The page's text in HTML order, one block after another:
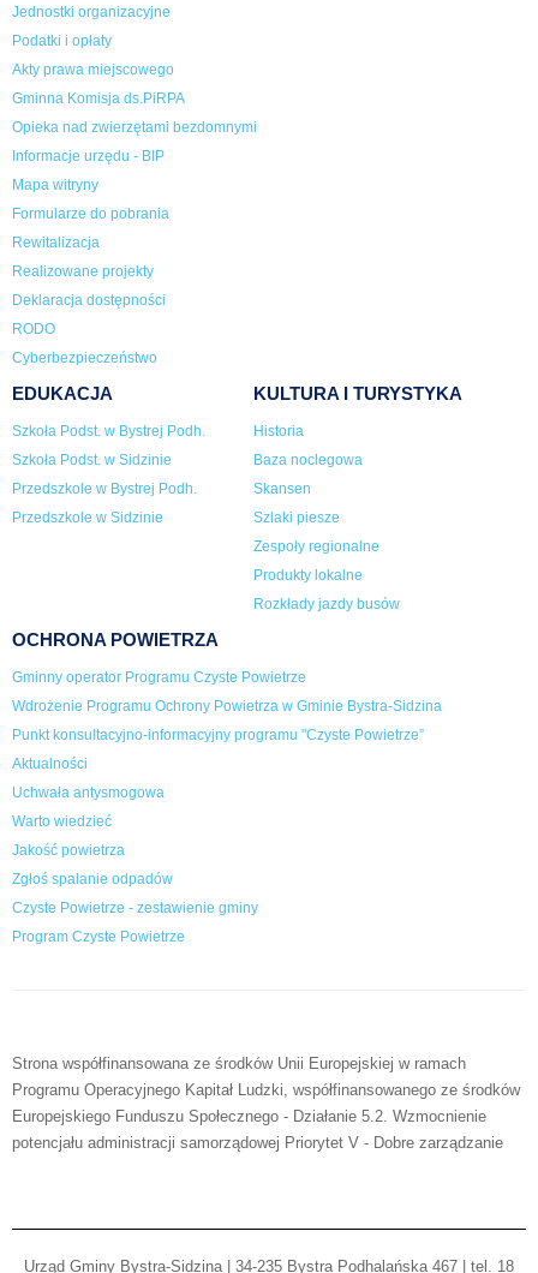
Jednostki organizacyjne
Podatki i opłaty
Akty prawa miejscowego
Gminna Komisja ds.PiRPA
Opieka nad zwierzętami bezdomnymi
Informacje urzędu - BIP
Mapa witryny
Formularze do pobrania
Rewitalizacja
Realizowane projekty
Deklaracja dostępności
RODO
Cyberbezpieczeństwo
EDUKACJA
Szkoła Podst. w Bystrej Podh.
Szkoła Podst. w Sidzinie
Przedszkole w Bystrej Podh.
Przedszkole w Sidzinie
KULTURA I TURYSTYKA
Historia
Baza noclegowa
Skansen
Szlaki piesze
Zespoły regionalne
Produkty lokalne
Rozkłady jazdy busów
OCHRONA POWIETRZA
Gminny operator Programu Czyste Powietrze
Wdrożenie Programu Ochrony Powietrza w Gminie Bystra-Sidzina
Punkt konsultacyjno-informacyjny programu "Czyste Powietrze”
Aktualności
Uchwała antysmogowa
Warto wiedzieć
Jakość powietrza
Zgłoś spalanie odpadów
Czyste Powietrze - zestawienie gminy
Program Czyste Powietrze
Strona współfinansowana ze środków Unii Europejskiej w ramach
Programu Operacyjnego Kapitał Ludzki, współfinansowanego ze środków
Europejskiego Funduszu Społecznego - Działanie 5.2. Wzmocnienie
potencjału administracji samorządowej Priorytet V - Dobre zarządzanie
Urząd Gminy Bystra-Sidzina | 34-235 Bystra Podhalańska 467 | tel. 18